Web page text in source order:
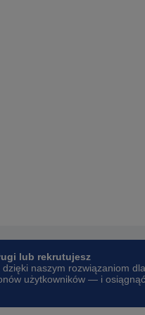
lub rekrutujesz
dzięki naszym rozwiązaniom dla
użytkowników — i osiągnąć